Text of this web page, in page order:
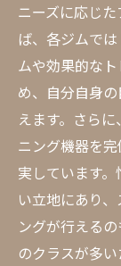
ニーズに応じ
ば、各ジムで
ムや効果的な
め、自分自身
えます。さら
ニング機器を
実しています
い立地にあり
ングが行える
のクラスが多